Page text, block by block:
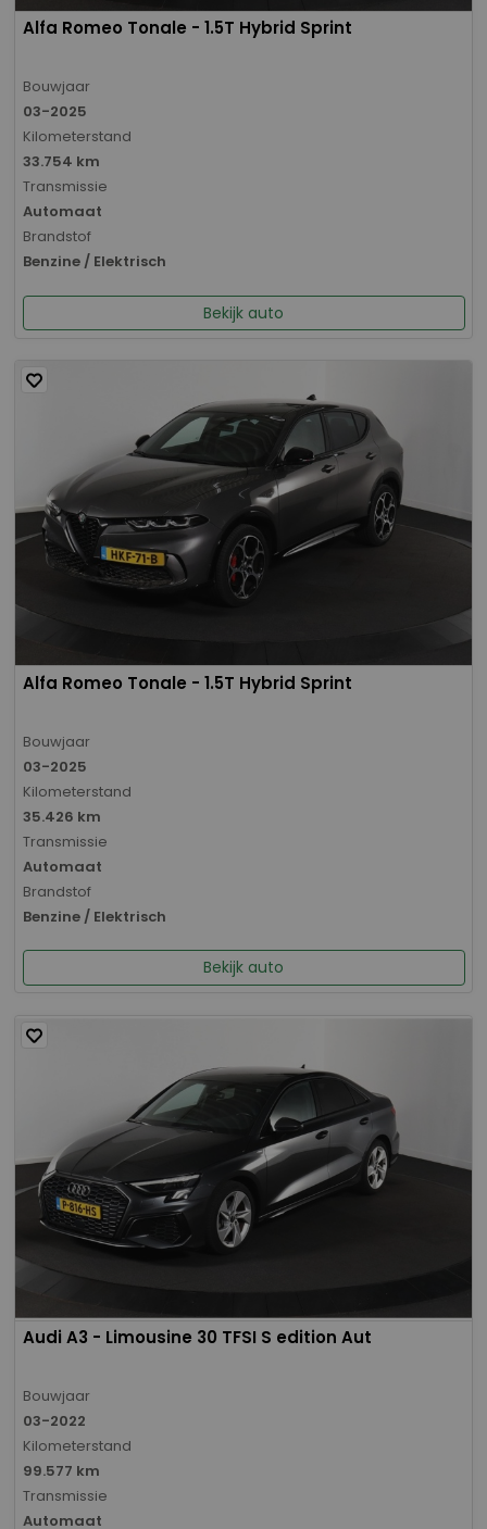
Alfa Romeo Tonale - 1.5T Hybrid Sprint
Bouwjaar
03-2025
Kilometerstand
33.754 km
Transmissie
Automaat
Brandstof
Benzine / Elektrisch
Bekijk auto
Alfa Romeo Tonale - 1.5T Hybrid Sprint
Bouwjaar
03-2025
Kilometerstand
35.426 km
Transmissie
Automaat
Brandstof
Benzine / Elektrisch
Bekijk auto
Audi A3 - Limousine 30 TFSI S edition Aut
Bouwjaar
03-2022
Kilometerstand
99.577 km
Transmissie
Automaat